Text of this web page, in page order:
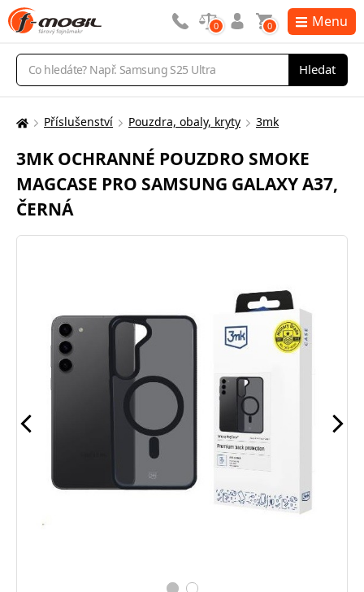
Vyhledávání
Hledat
0 0 Menu
Zde
nacházíte:
Příslušenství Pouzdra, obaly, kryty 3mk
3MK OCHRANNÉ POUZDRO SMOKE
MAGCASE PRO SAMSUNG GALAXY A37,
ČERNÁ